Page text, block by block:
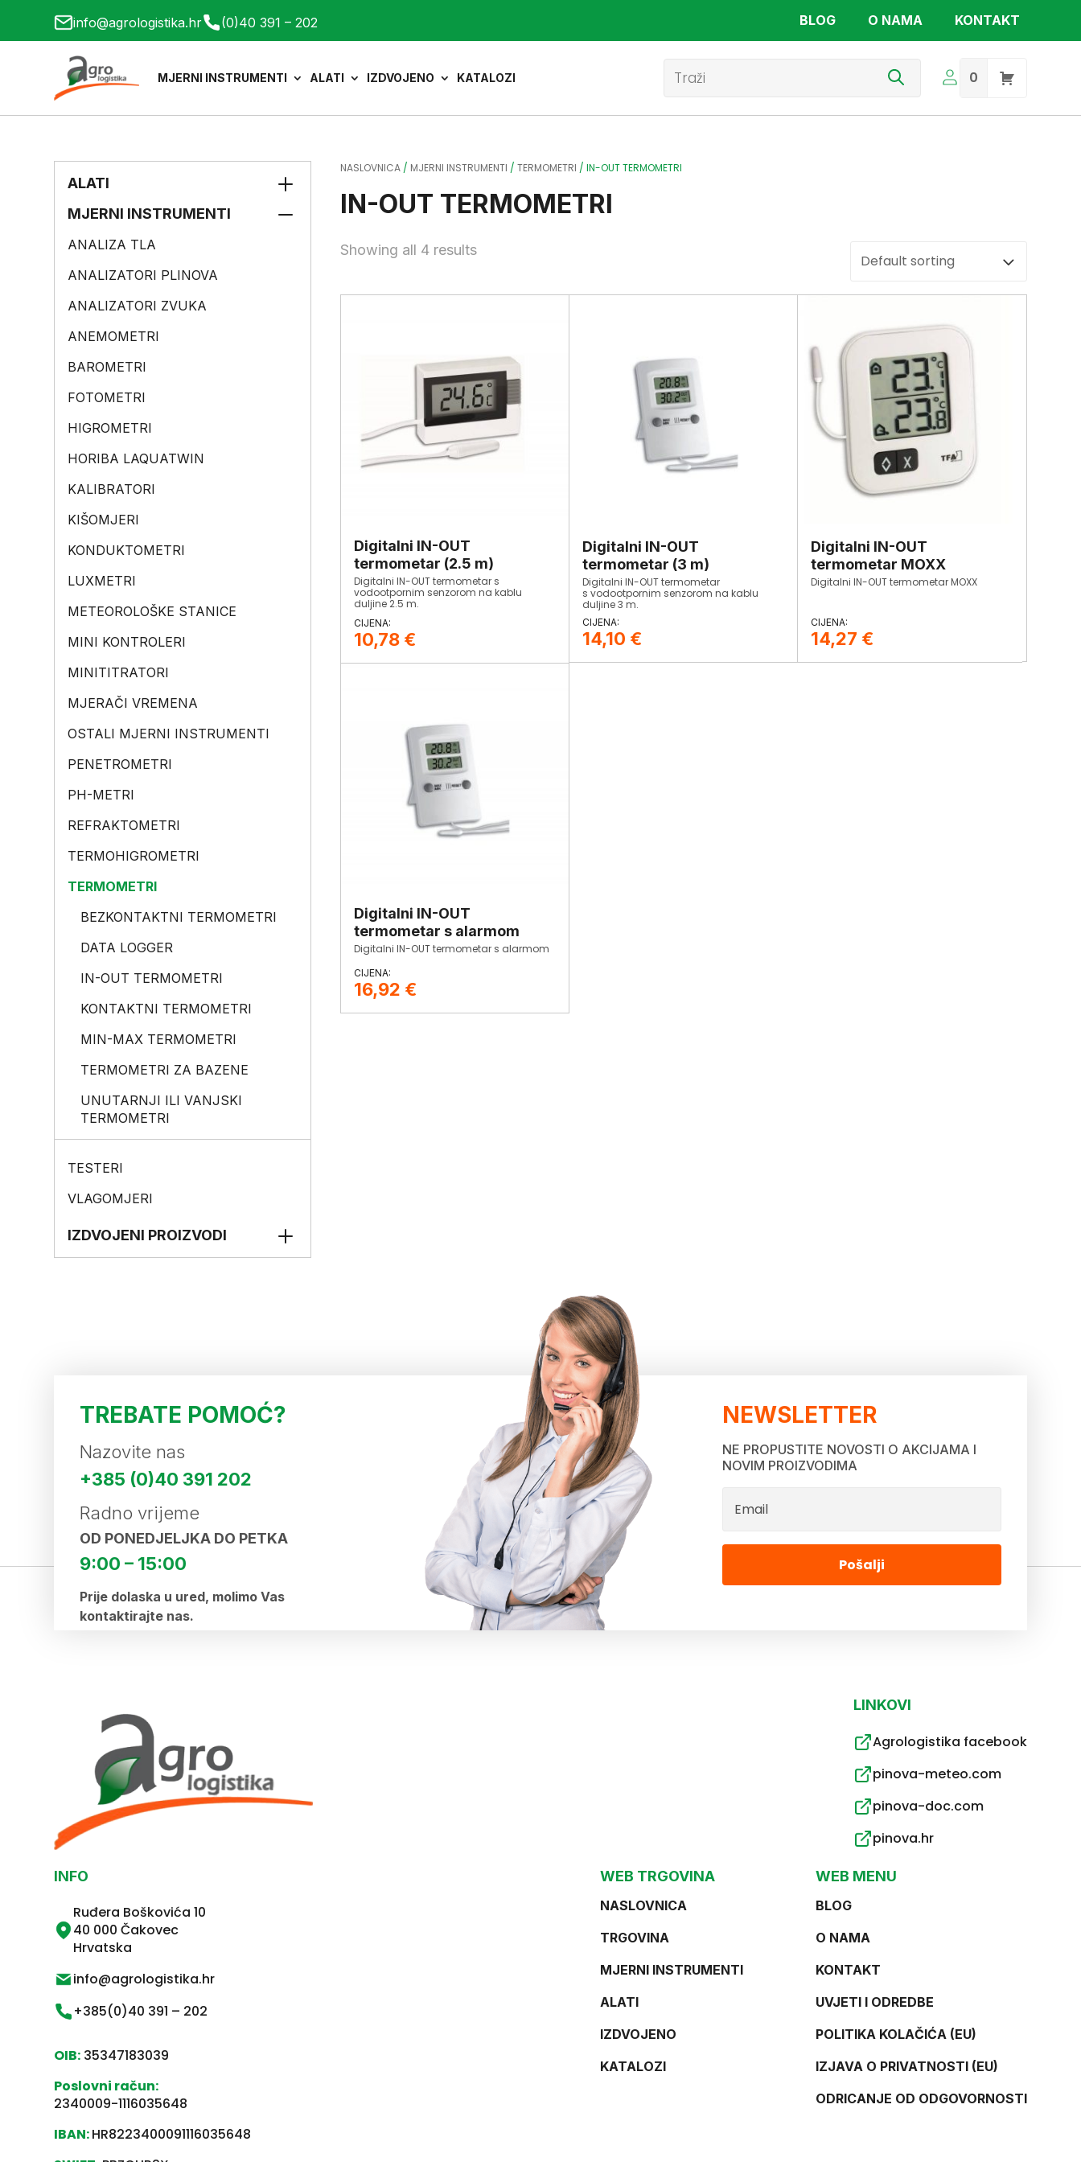
info@agrologistika.hr (0)40 391 – 202 BLOG O NAMA KONTAKT
MJERNI INSTRUMENTI ALATI IZDVOJENO KATALOZI
Products
search 0
ALATI
MJERNI INSTRUMENTI
ANALIZA TLA
ANALIZATORI PLINOVA
ANALIZATORI ZVUKA
ANEMOMETRI
BAROMETRI
FOTOMETRI
HIGROMETRI
HORIBA LAQUATWIN
KALIBRATORI
KIŠOMJERI
KONDUKTOMETRI
LUXMETRI
METEOROLOŠKE STANICE
MINI KONTROLERI
MINITITRATORI
MJERAČI VREMENA
OSTALI MJERNI INSTRUMENTI
PENETROMETRI
PH-METRI
REFRAKTOMETRI
TERMOHIGROMETRI
TERMOMETRI
BEZKONTAKTNI TERMOMETRI
DATA LOGGER
IN-OUT TERMOMETRI
KONTAKTNI TERMOMETRI
MIN-MAX TERMOMETRI
TERMOMETRI ZA BAZENE
​UNUTARNJI ILI VANJSKI
TERMOMETRI
TESTERI
VLAGOMJERI
IZDVOJENI PROIZVODI
NASLOVNICA / MJERNI INSTRUMENTI /TERMOMETRI / IN-OUT TERMOMETRI
IN-OUT TERMOMETRI
Showing all 4 results
Digitalni IN-OUT
termometar (2.5 m)
Digitalni IN-OUT termometar s
vodootpornim senzorom na kablu
duljine 2.5 m.
10,78 €
Digitalni IN-OUT
termometar (3 m)
Digitalni IN-OUT termometar
s vodootpornim senzorom na kablu
duljine 3 m.
14,10 €
Digitalni IN-OUT
termometar MOXX
​Digitalni IN-OUT termometar MOXX
14,27 €
Digitalni IN-OUT
termometar s alarmom
Digitalni IN-OUT termometar s alarmom
16,92 €
TREBATE POMOĆ?
Nazovite nas
+385 (0)40 391 202
Radno vrijeme
OD PONEDJELJKA DO PETKA
9:00 – 15:00
Prije dolaska u ured, molimo Vas
kontaktirajte nas.
NEWSLETTER
NE PROPUSTITE NOVOSTI O AKCIJAMA I
NOVIM PROIZVODIMA
Pošalji
INFO
Ruđera Boškovića 10
40 000 Čakovec
Hrvatska
info@agrologistika.hr
+385(0)40 391 – 202
OIB: 35347183039
Poslovni račun:
2340009-1116035648
IBAN:HR8223400091116035648
LINKOVI
Agrologistika facebook
pinova-meteo.com
pinova-doc.com
pinova.hr
WEB TRGOVINA
NASLOVNICA
TRGOVINA
MJERNI INSTRUMENTI
ALATI
IZDVOJENO
KATALOZI
WEB MENU
BLOG
O NAMA
KONTAKT
UVJETI I ODREDBE
POLITIKA KOLAČIĆA (EU)
IZJAVA O PRIVATNOSTI (EU)
ODRICANJE OD ODGOVORNOSTI